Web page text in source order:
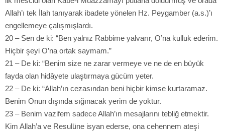
Allah’ı tek İlah tanıyarak ibadete yönelen Hz. Peygamber (a.s.)’ı
engellemeye çalışmışlardı.
20 – Sen de ki: “Ben yalnız Rabbime yalvarır, O’na kulluk ederim.
Hiçbir şeyi O’na ortak saymam.”
21 – De ki: “Benim size ne zarar vermeye ve ne de en büyük
fayda olan hidâyete ulaştırmaya gücüm yeter.
22 – De ki: “Allah’ın cezasından beni hiçbir kimse kurtaramaz.
Benim Onun dışında sığınacak yerim de yoktur.
23 – Benim vazifem sadece Allah’ın mesajlarını tebliğ etmektir.
Kim Allah’a ve Resulüne isyan ederse, ona cehennem ateşi